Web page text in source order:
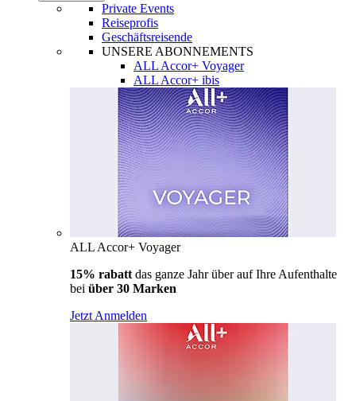
Private Events
Reiseprofis
Geschäftsreisende
UNSERE ABONNEMENTS
ALL Accor+ Voyager
ALL Accor+ ibis
ALL Accor+ Voyager
15% rabatt das ganze Jahr über auf Ihre Aufenthalte
bei über 30 Marken
Jetzt Anmelden